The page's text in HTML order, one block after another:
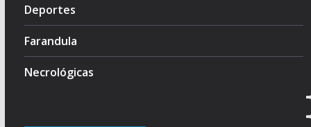
Deportes
Farandula
Necrológicas